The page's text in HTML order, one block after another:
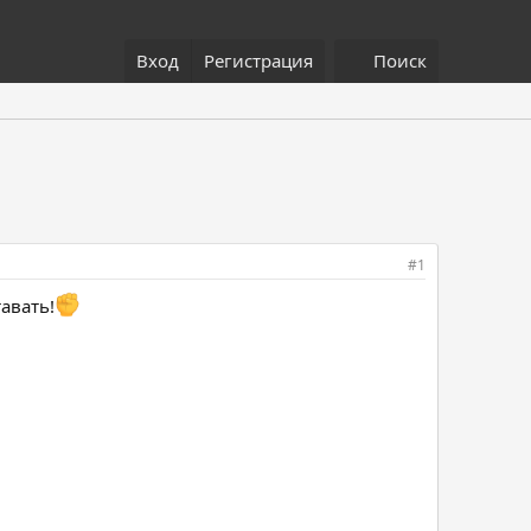
Вход Регистрация Поиск
#1